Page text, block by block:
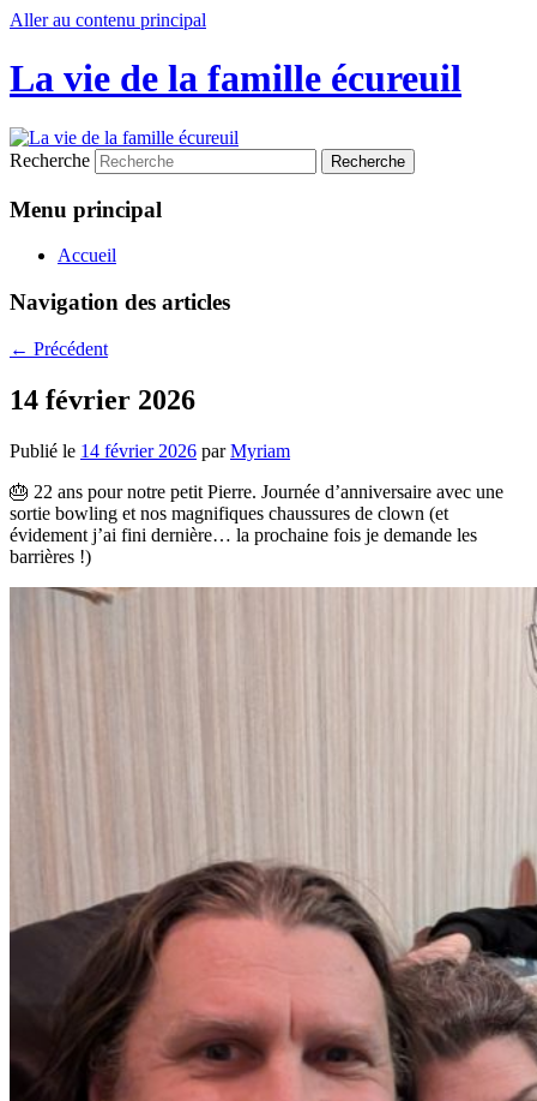
Aller au contenu principal
La vie de la famille écureuil
Recherche
Menu principal
Accueil
Navigation des articles
← Précédent
14 février 2026
Publié le 14 février 2026 parMyriam
🎂 22 ans pour notre petit Pierre. Journée d’anniversaire avec une
sortie bowling et nos magnifiques chaussures de clown (et
évidement j’ai fini dernière… la prochaine fois je demande les
barrières !)